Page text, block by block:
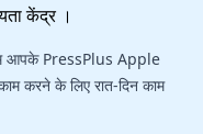
केंद्र।
आपके PressPlus Apple
करने के लिए रात-दिन काम